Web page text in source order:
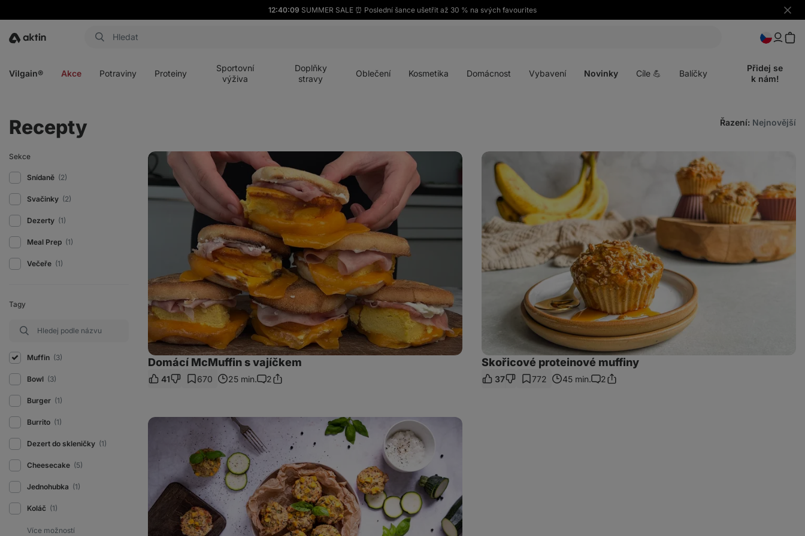
12:40:08 SUMMER SALE ⏰ Poslední šance ušetřit až 30 % na svých favourites
Skrýt
Aktin
Vilgain® Akce Potraviny Proteiny
Sportovní
výživa
Doplňky
stravy
Oblečení Kosmetika Domácnost Vybavení Novinky Cíle 💪 Balíčky
Přidej se
k nám!
Recepty Řazení: Nejnovější
Sekce
Snídaně (2)
Svačinky (2)
Dezerty (1)
Meal Prep (1)
Večeře (1)
Tagy
Muffin (3)
Bowl (3)
Burger (1)
Burrito (1)
Dezert do skleničky (1)
Cheesecake (5)
Jednohubka (1)
Koláč (1)
Domácí
McMuffin
Domácí McMuffin s vajíčkem
41 670 25 min.
Komentáře
2Sdílet
Skořicové
proteinové
muffiny
Skořicové proteinové muffiny
37 772 45 min.
Komentáře
2Sdílet
Slané